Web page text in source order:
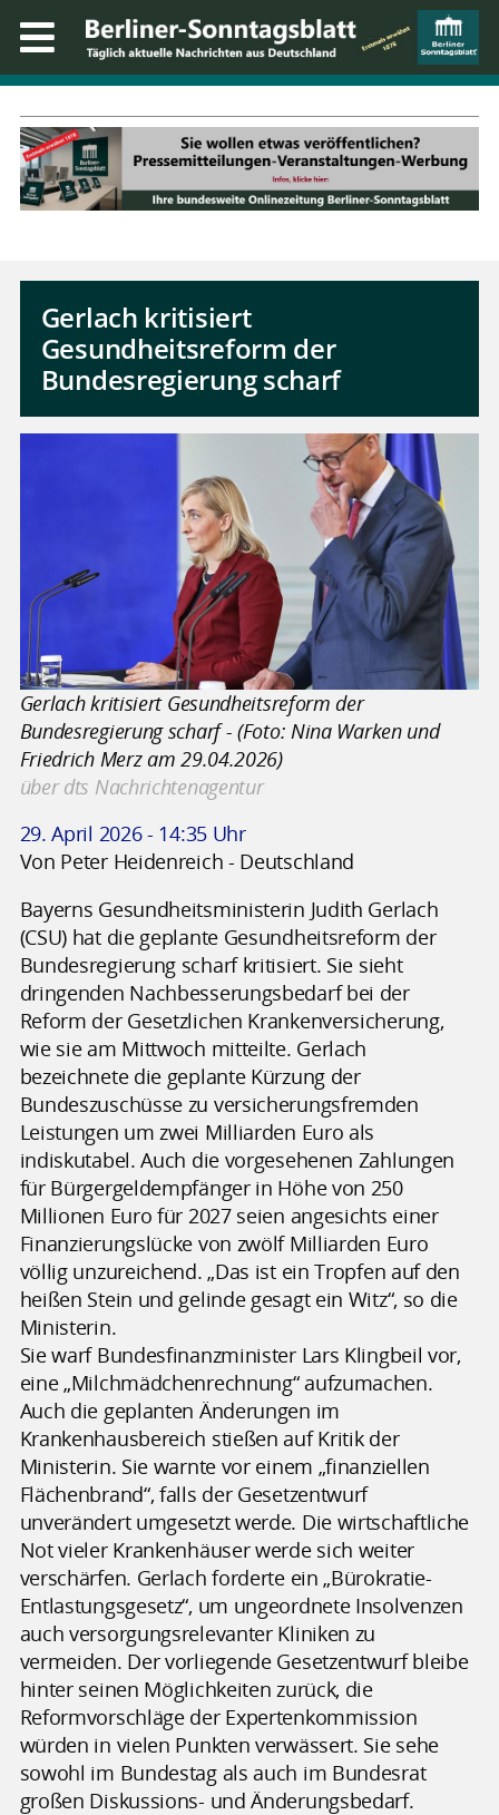
Gerlach kritisiert
Gesundheitsreform der
Bundesregierung scharf
Gerlach kritisiert Gesundheitsreform der
Bundesregierung scharf - (Foto: Nina Warken und
Friedrich Merz am 29.04.2026)
über dts Nachrichtenagentur
29. April 2026 - 14:35 Uhr
Von Peter Heidenreich - Deutschland
Bayerns Gesundheitsministerin Judith Gerlach
(CSU) hat die geplante Gesundheitsreform der
Bundesregierung scharf kritisiert. Sie sieht
dringenden Nachbesserungsbedarf bei der
Reform der Gesetzlichen Krankenversicherung,
wie sie am Mittwoch mitteilte. Gerlach
bezeichnete die geplante Kürzung der
Bundeszuschüsse zu versicherungsfremden
Leistungen um zwei Milliarden Euro als
indiskutabel. Auch die vorgesehenen Zahlungen
für Bürgergeldempfänger in Höhe von 250
Millionen Euro für 2027 seien angesichts einer
Finanzierungslücke von zwölf Milliarden Euro
völlig unzureichend. „Das ist ein Tropfen auf den
heißen Stein und gelinde gesagt ein Witz“, so die
Ministerin.
Sie warf Bundesfinanzminister Lars Klingbeil vor,
eine „Milchmädchenrechnung“ aufzumachen.
Auch die geplanten Änderungen im
Krankenhausbereich stießen auf Kritik der
Ministerin. Sie warnte vor einem „finanziellen
Flächenbrand“, falls der Gesetzentwurf
unverändert umgesetzt werde. Die wirtschaftliche
Not vieler Krankenhäuser werde sich weiter
verschärfen. Gerlach forderte ein „Bürokratie-
Entlastungsgesetz“, um ungeordnete Insolvenzen
auch versorgungsrelevanter Kliniken zu
vermeiden. Der vorliegende Gesetzentwurf bleibe
hinter seinen Möglichkeiten zurück, die
Reformvorschläge der Expertenkommission
würden in vielen Punkten verwässert. Sie sehe
sowohl im Bundestag als auch im Bundesrat
großen Diskussions- und Änderungsbedarf.